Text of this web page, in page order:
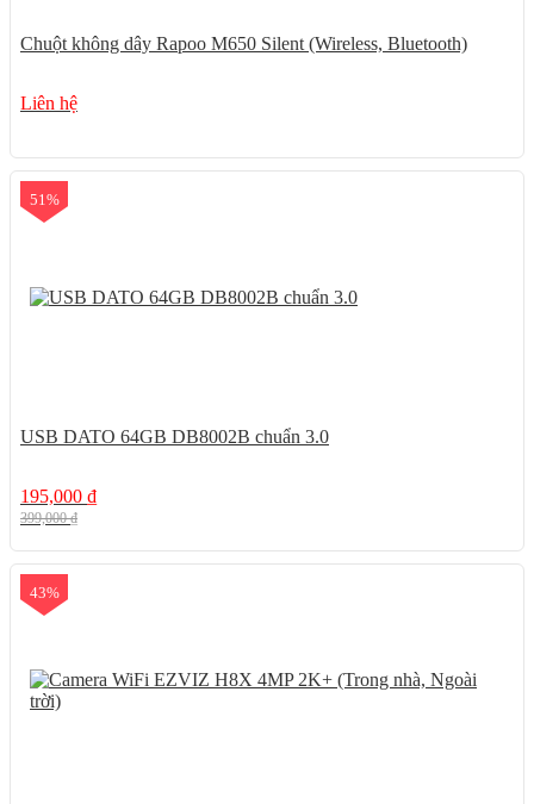
Chuột không dây Rapoo M650 Silent (Wireless, Bluetooth)
Liên hệ
51%
USB DATO 64GB DB8002B chuẩn 3.0
195,000 ₫
399,000₫
43%